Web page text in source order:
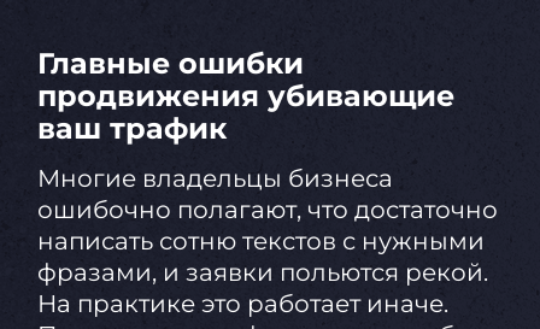
Главные ошибки
продвижения убивающие
ваш трафик
Многие владельцы бизнеса
ошибочно полагают, что достаточно
написать сотню текстов с нужными
фразами, и заявки польются рекой.
На практике это работает иначе.